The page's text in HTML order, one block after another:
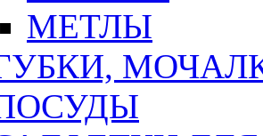
МЕТЛЫ